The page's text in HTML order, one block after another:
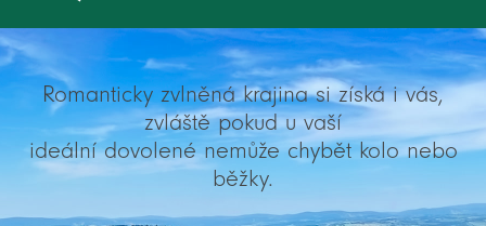
Romanticky zvlněná krajina si získá i vás,
zvláště pokud u vaší
ideální dovolené nemůže chybět kolo nebo
běžky.